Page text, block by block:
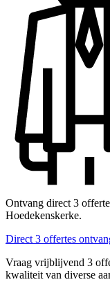
Ontvang direct 3
Hoedekenskerke.
Direct 3 offertes
Vraag vrijblijvend 3
kwaliteit van diverse